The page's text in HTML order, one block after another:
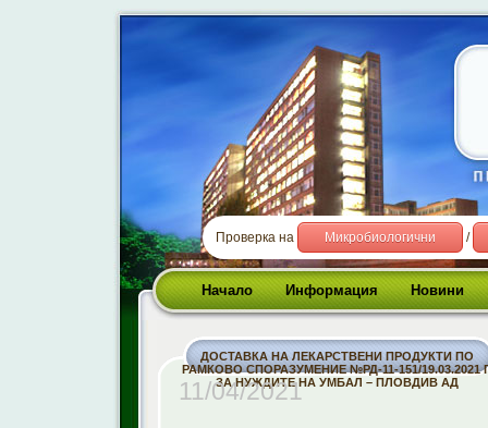
Проверка на Микробиологични /
Начало Информация Новини
ДОСТАВКА НА ЛЕКАРСТВЕНИ ПРОДУКТИ ПО
РАМКОВО СПОРАЗУМЕНИЕ №РД-11-151/19.03.2021
ЗА НУЖДИТЕ НА УМБАЛ – ПЛОВДИВ АД
11/04/2021